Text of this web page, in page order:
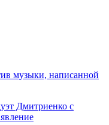
музыки, написанной
Дмитриенко с